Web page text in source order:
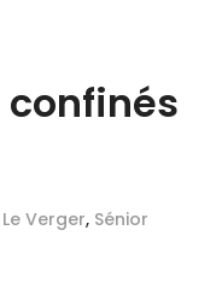
confinés
Le Verger, Sénior